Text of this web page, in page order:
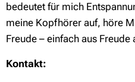
bedeutet für mich
meine Kopfhörer auf, höre
Freude – einfach aus Freude
Kontakt: